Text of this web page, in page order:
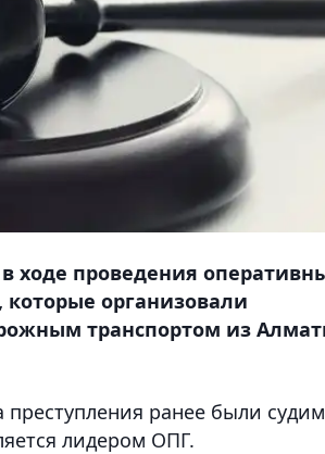
ходе проведения
организовали
транспортом из
преступления ранее были
лидером ОПГ.